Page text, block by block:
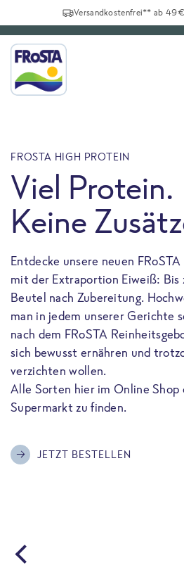
Versandkostenfrei** ab
FROSTA HIGH PROTEIN
Viel Protein.
Keine
Entdecke unsere neuen
mit der Extraportion Eiweiß: Bis
Beutel nach Zubereitung.
man in jedem unserer Gerichte
nach dem FRoSTA
sich bewusst ernähren und
verzichten wollen.
Alle Sorten hier im Online Shop
Supermarkt zu finden.
JETZT BESTELLEN